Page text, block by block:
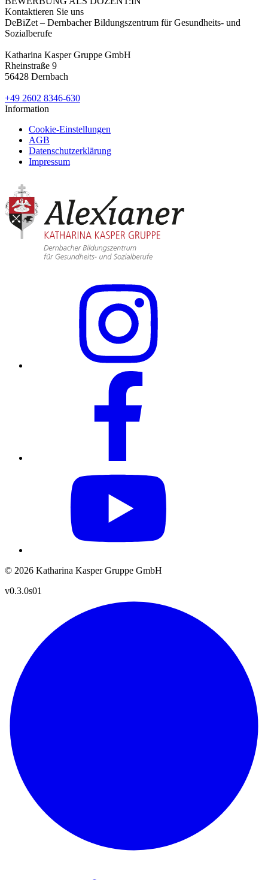
Kontaktieren Sie uns
DeBiZet – Dernbacher Bildungszentrum für Gesundheits- und
Sozialberufe
Katharina Kasper Gruppe GmbH
Rheinstraße 9
56428 Dernbach
+49 2602 8346-630
Information
Cookie-Einstellungen
AGB
Datenschutzerklärung
Impressum
© 2026 Katharina Kasper Gruppe GmbH
v0.3.0s01